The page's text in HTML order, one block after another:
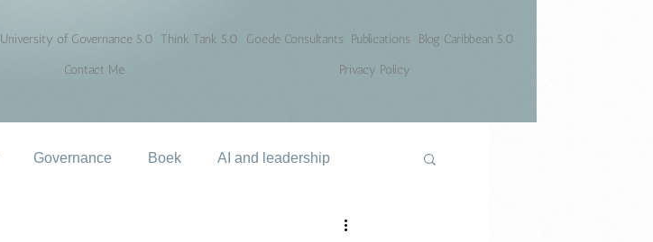
University of Governance 5.0 Think Tank 5.0 Goede Consultants Publications
Blog Caribbean 5.0
Contact Me
Privacy Policy
Governance Boek AI and leadership